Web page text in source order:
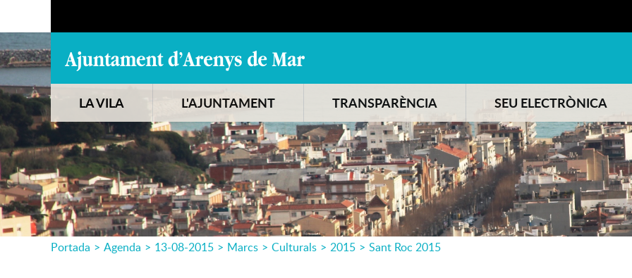
LA VILA L'AJUNTAMENT TRANSPARÈNCIA SEU ELECTRÒNICA
Portada > Agenda > 13-08-2015 > Marcs > Culturals > 2015 > Sant Roc 2015